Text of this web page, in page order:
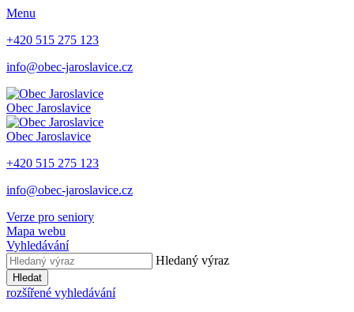
Menu
+420 515 275 123
info@obec-jaroslavice.cz
Obec Jaroslavice
Obec Jaroslavice
+420 515 275 123
info@obec-jaroslavice.cz
Verze pro seniory
Mapa webu
Vyhledávání
Hledaný výraz
Hledat
rozšířené vyhledávání